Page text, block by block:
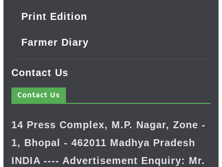
Print Edition
Farmer Diary
Contact Us
Contact Us
14 Press Complex, M.P. Nagar, Zone -
1, Bhopal - 462011 Madhya Pradesh
INDIA ---- Advertisement Enquiry: Mr.